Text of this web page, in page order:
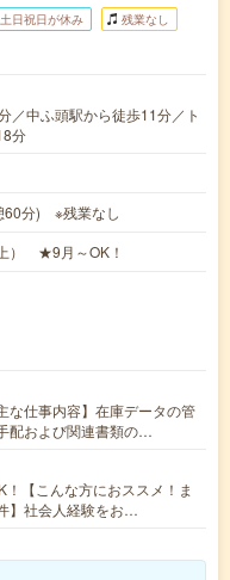
土日祝日が休み 残業なし
／中ふ頭駅から徒歩11分／ト
分
60分) ※残業なし
） ★9月～OK！
な仕事内容】在庫データの管
配および関連書類の…
【こんな方におススメ！ま
】社会人経験をお…